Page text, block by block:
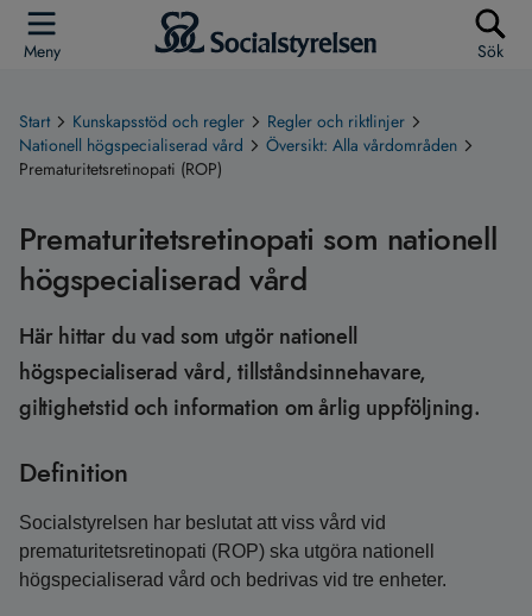
Meny Sök
Start Kunskapsstöd och regler
Regler och riktlinjer
Nationell högspecialiserad vård
Översikt: Alla vårdområden
Prematuritetsretinopati (ROP)
Prematuritetsretinopati som nationell
högspecialiserad vård
Här hittar du vad som utgör nationell
högspecialiserad vård, tillståndsinnehavare,
giltighetstid och information om årlig uppföljning.
Definition
Socialstyrelsen har beslutat att viss vård vid
prematuritetsretinopati (ROP) ska utgöra nationell
högspecialiserad vård och bedrivas vid tre enheter.